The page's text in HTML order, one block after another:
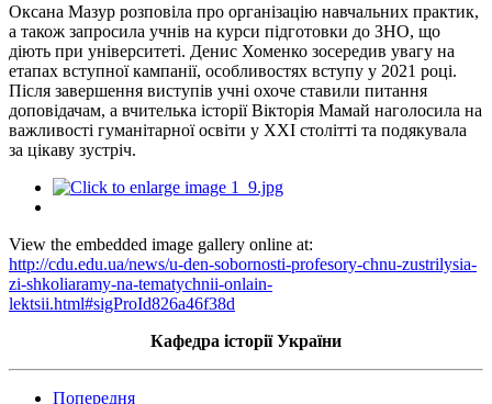
Оксана Мазур розповіла про організацію навчальних практик,
а також запросила учнів на курси підготовки до ЗНО, що
діють при університеті. Денис Хоменко зосередив увагу на
етапах вступної кампанії, особливостях вступу у 2021 році.
Після завершення виступів учні охоче ставили питання
доповідачам, а вчителька історії Вікторія Мамай наголосила на
важливості гуманітарної освіти у ХХІ столітті та подякувала
за цікаву зустріч.
View the embedded image gallery online at:
http://cdu.edu.ua/news/u-den-sobornosti-profesory-chnu-zustrilysia-
zi-shkoliaramy-na-tematychnii-onlain-
lektsii.html#sigProId826a46f38d
Кафедра історії України
Попередня